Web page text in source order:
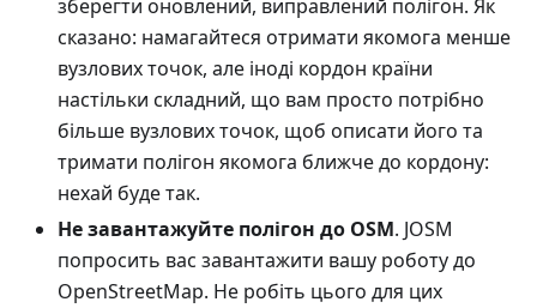
зберегти оновлений, виправлений полігон. Як
сказано: намагайтеся отримати якомога менше
вузлових точок, але іноді кордон країни
настільки складний, що вам просто потрібно
більше вузлових точок, щоб описати його та
тримати полігон якомога ближче до кордону:
нехай буде так.
Не завантажуйте полігон до OSM. JOSM
попросить вас завантажити вашу роботу до
OpenStreetMap. Не робіть цього для цих